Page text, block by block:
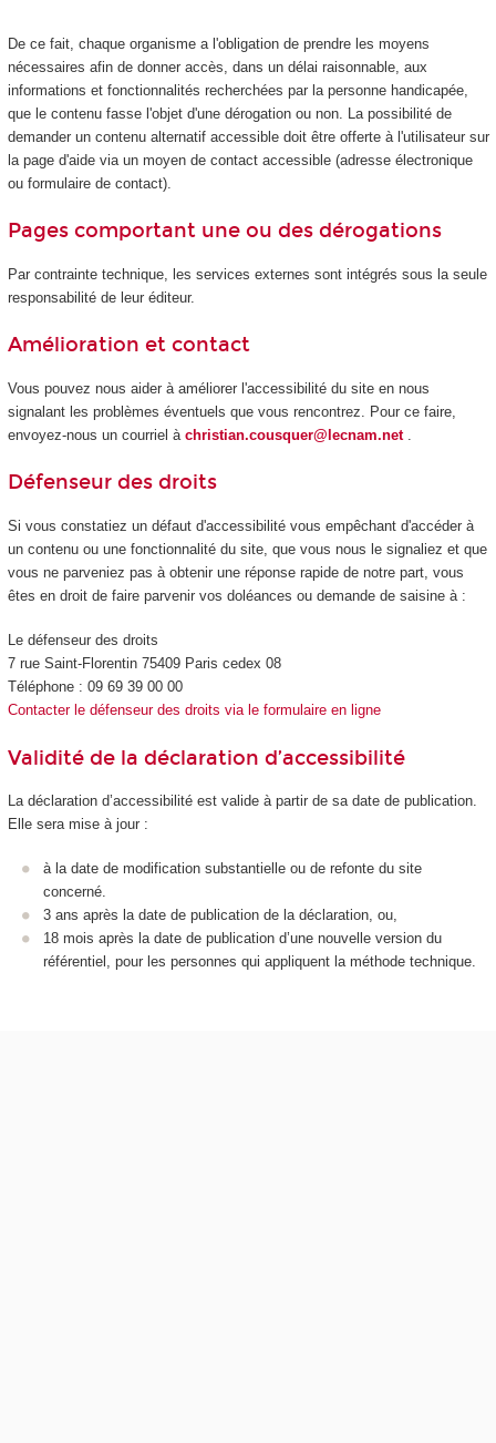
De ce fait, chaque organisme a l'obligation de prendre les moyens
nécessaires afin de donner accès, dans un délai raisonnable, aux
informations et fonctionnalités recherchées par la personne handicapée,
que le contenu fasse l'objet d'une dérogation ou non. La possibilité de
demander un contenu alternatif accessible doit être offerte à l'utilisateur sur
la page d'aide via un moyen de contact accessible (adresse électronique
ou formulaire de contact).
Pages comportant une ou des dérogations
Par contrainte technique, les services externes sont intégrés sous la seule
responsabilité de leur éditeur.
Amélioration et contact
Vous pouvez nous aider à améliorer l'accessibilité du site en nous
signalant les problèmes éventuels que vous rencontrez. Pour ce faire,
envoyez-nous un courriel à christian.cousquer@lecnam.net
Défenseur des droits
Si vous constatiez un défaut d'accessibilité vous empêchant d'accéder à
un contenu ou une fonctionnalité du site, que vous nous le signaliez et que
vous ne parveniez pas à obtenir une réponse rapide de notre part, vous
êtes en droit de faire parvenir vos doléances ou demande de saisine à :
Le défenseur des droits
7 rue Saint-Florentin 75409 Paris cedex 08
Téléphone : 09 69 39 00 00
Contacter le défenseur des droits via le formulaire en ligne
Validité de la déclaration d’accessibilité
La déclaration d’accessibilité est valide à partir de sa date de publication.
Elle sera mise à jour :
à la date de modification substantielle ou de refonte du site
concerné.
3 ans après la date de publication de la déclaration, ou,
18 mois après la date de publication d’une nouvelle version du
référentiel, pour les personnes qui appliquent la méthode technique.